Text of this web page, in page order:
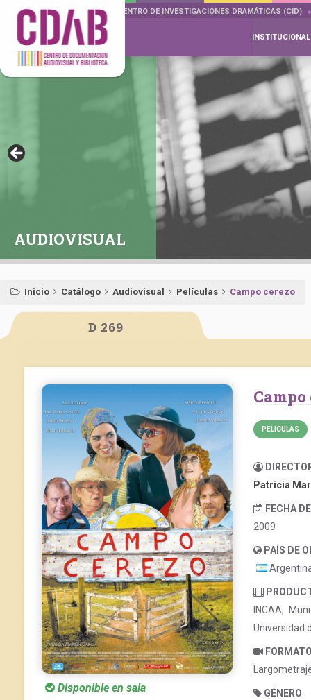
DOCUMENTA DRAMÁTICAS CENTRO DE INVESTIGACIONES DRAMÁTICAS (CID)
INSTITUCIONAL
AUDIOVISUAL
Inicio Catálogo Audiovisual Películas Campo cerezo
D 269
Disponible en sala
PELÍCULAS
Patricia
FECHA
2009
PAÍS DE
INCAA,
Universidad
GÉNERO